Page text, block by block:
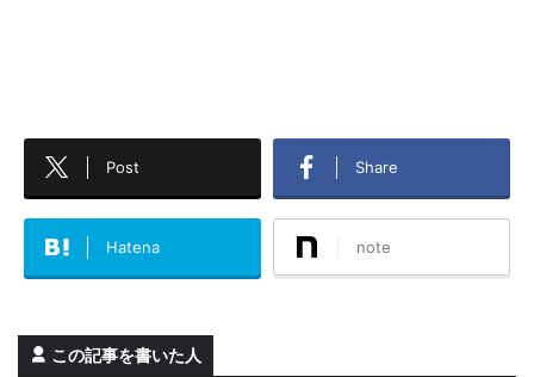
Post Share
Hatena note
この記事を書いた人